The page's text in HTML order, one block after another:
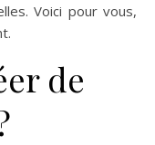
Voici pour vous,
de